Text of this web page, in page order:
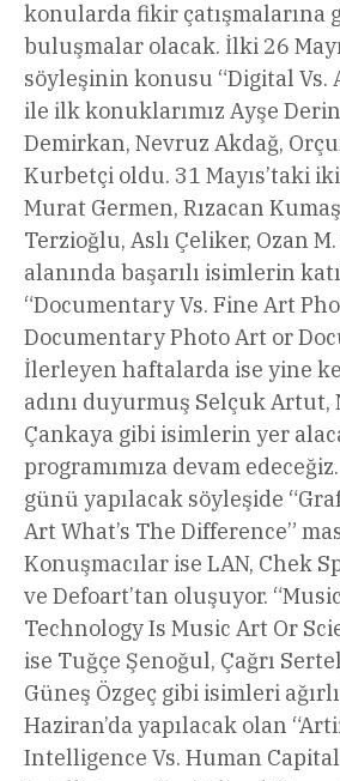
konularda fikir çatışmalarına
buluşmalar olacak. İlki 26
söyleşinin konusu “Digital Vs.
ile ilk konuklarımız Ayşe
Demirkan, Nevruz Akdağ,
Kurbetçi oldu. 31 Mayıs’taki
Murat Germen, Rızacan
Terzioğlu, Aslı Çeliker, Ozan
alanında başarılı isimlerin
“Documentary Vs. Fine Art
Documentary Photo Art or
İlerleyen haftalarda ise yine
adını duyurmuş Selçuk Artut,
Çankaya gibi isimlerin yer
programımıza devam
günü yapılacak söyleşide
Art What’s The Difference”
Konuşmacılar ise LAN, Chek
ve Defoart’tan oluşuyor.
Technology Is Music Art Or
ise Tuğçe Şenoğul, Çağrı
Güneş Özgeç gibi isimleri
Haziran’da yapılacak olan
Intelligence Vs. Human